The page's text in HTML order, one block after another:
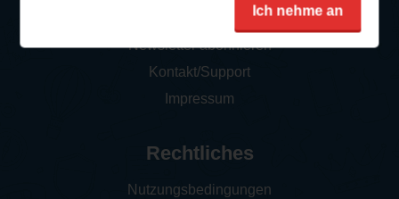
Ich nehme an
Newsletter abonnieren
Kontakt/Support
Impressum
Rechtliches
Nutzungsbedingungen